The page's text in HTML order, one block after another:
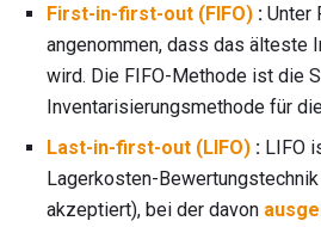
First-in-first-out (FIFO) : Unter
angenommen, dass das älteste
wird. Die FIFO-Methode ist die
Inventarisierungsmethode für
Last-in-first-out (LIFO) : LIFO
Lagerkosten-
akzeptiert), bei der davon